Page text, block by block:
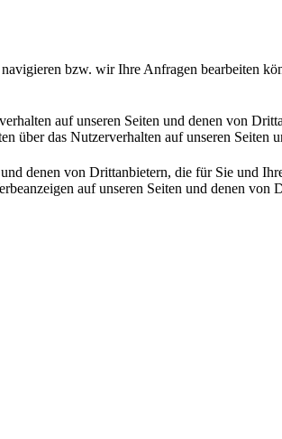
bzw. wir Ihre Anfragen bearbeiten
auf unseren Seiten und denen von
über das Nutzerverhalten auf unseren Seiten
denen von Drittanbietern, die für Sie und
auf unseren Seiten und denen